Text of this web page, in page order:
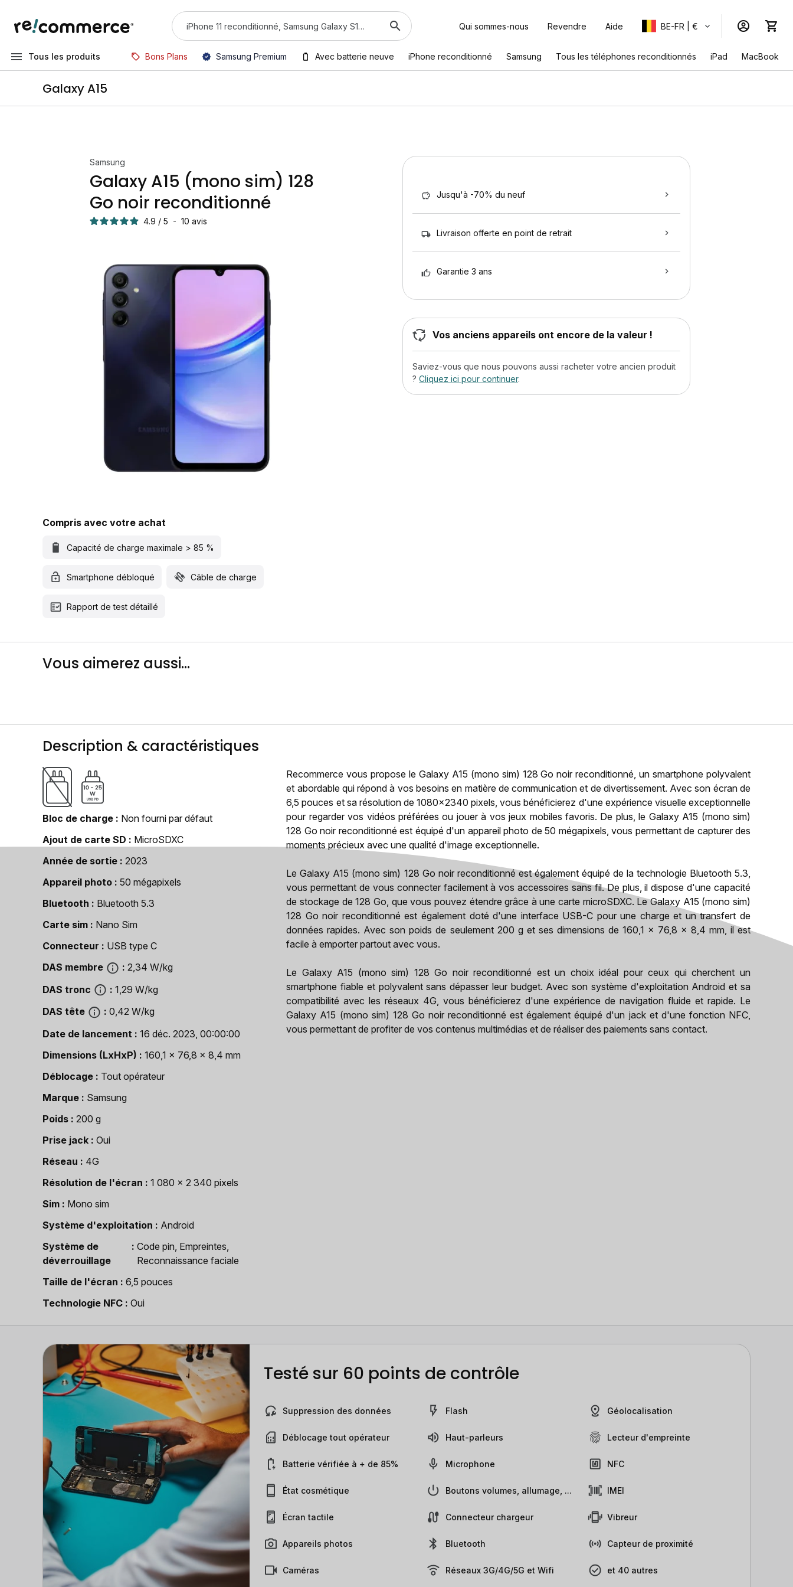
Qui sommes-nous Revendre Aide BE-FR | €
Tous les produits Bons Plans Samsung Premium Avec batterie neuve iPhone reconditionné Samsung Tous les téléphones reconditionnés iPad MacBook
Galaxy A15
Samsung
Galaxy A15 (mono sim) 128
Go noir reconditionné
4.9 / 5 - 10 avis
Compris avec votre achat
Capacité de charge maximale > 85 %
Smartphone débloqué Câble de charge
Rapport de test détaillé
Jusqu'à -70% du neuf
Livraison offerte en point de retrait
Garantie 3 ans
Vos anciens appareils ont encore de la valeur !
Saviez-vous que nous pouvons aussi racheter votre ancien produit
? Cliquez ici pour continuer.
Vous aimerez aussi...
Description & caractéristiques
Bloc de charge
Non fourni par défaut
Ajout de carte SD
MicroSDXC
Année de sortie
2023
Appareil photo
50 mégapixels
Bluetooth
Bluetooth 5.3
Carte sim
Nano Sim
Connecteur
USB type C
DAS membre
2,34 W/kg
DAS tronc
1,29 W/kg
DAS tête
0,42 W/kg
Date de lancement
16 déc. 2023, 00:00:00
Dimensions (LxHxP)
160,1 x 76,8 x 8,4 mm
Déblocage
Tout opérateur
Marque
Samsung
Poids
200 g
Prise jack
Oui
Réseau
4G
Résolution de l'écran
1 080 x 2 340 pixels
Sim
Mono sim
Système d'exploitation
Android
Système de
déverrouillage
Code pin, Empreintes,
Reconnaissance faciale
Taille de l'écran
6,5 pouces
Technologie NFC
Oui
Recommerce vous propose le Galaxy A15 (mono sim) 128 Go noir reconditionné, un smartphone polyvalent
et abordable qui répond à vos besoins en matière de communication et de divertissement. Avec son écran de
6,5 pouces et sa résolution de 1080x2340 pixels, vous bénéficierez d'une expérience visuelle exceptionnelle
pour regarder vos vidéos préférées ou jouer à vos jeux mobiles favoris. De plus, le Galaxy A15 (mono sim)
128 Go noir reconditionné est équipé d'un appareil photo de 50 mégapixels, vous permettant de capturer des
moments précieux avec une qualité d'image exceptionnelle.
Le Galaxy A15 (mono sim) 128 Go noir reconditionné est également équipé de la technologie Bluetooth 5.3,
vous permettant de vous connecter facilement à vos accessoires sans fil. De plus, il dispose d'une capacité
de stockage de 128 Go, que vous pouvez étendre grâce à une carte microSDXC. Le Galaxy A15 (mono sim)
128 Go noir reconditionné est également doté d'une interface USB-C pour une charge et un transfert de
données rapides. Avec son poids de seulement 200 g et ses dimensions de 160,1 x 76,8 x 8,4 mm, il est
facile à emporter partout avec vous.
Le Galaxy A15 (mono sim) 128 Go noir reconditionné est un choix idéal pour ceux qui cherchent un
smartphone fiable et polyvalent sans dépasser leur budget. Avec son système d'exploitation Android et sa
compatibilité avec les réseaux 4G, vous bénéficierez d'une expérience de navigation fluide et rapide. Le
Galaxy A15 (mono sim) 128 Go noir reconditionné est également équipé d'un jack et d'une fonction NFC,
vous permettant de profiter de vos contenus multimédias et de réaliser des paiements sans contact.
Testé sur 60 points de contrôle
Suppression des données
Déblocage tout opérateur
Batterie vérifiée à + de 85%
État cosmétique
Écran tactile
Appareils photos
Caméras
Flash
Haut-parleurs
Microphone
Boutons volumes, allumage, ...
Connecteur chargeur
Bluetooth
Réseaux 3G/4G/5G et Wifi
Géolocalisation
Lecteur d'empreinte
NFC
IMEI
Vibreur
Capteur de proximité
et 40 autres